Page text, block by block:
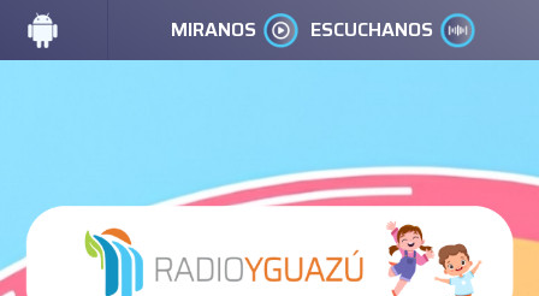
MIRANOS ESCUCHANOS